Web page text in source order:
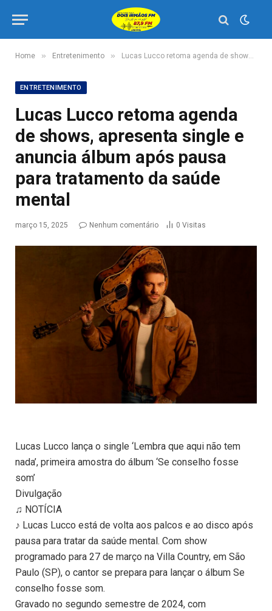
Home » Entretenimento » Lucas Lucco retoma agenda de shows, apresenta single e anuncia álbum após pausa para tratamento da saúde mental
ENTRETENIMENTO
Lucas Lucco retoma agenda
de shows, apresenta single e
anuncia álbum após pausa
para tratamento da saúde
mental
março 15, 2025 Nenhum comentário 0 Visitas
Lucas Lucco lança o single ‘Lembra que aqui não tem
nada’, primeira amostra do álbum ‘Se conselho fosse
som’
Divulgação
♫ NOTÍCIA
♪ Lucas Lucco está de volta aos palcos e ao disco após
pausa para tratar da saúde mental. Com show
programado para 27 de março na Villa Country, em São
Paulo (SP), o cantor se prepara para lançar o álbum Se
conselho fosse som.
Gravado no segundo semestre de 2024, com